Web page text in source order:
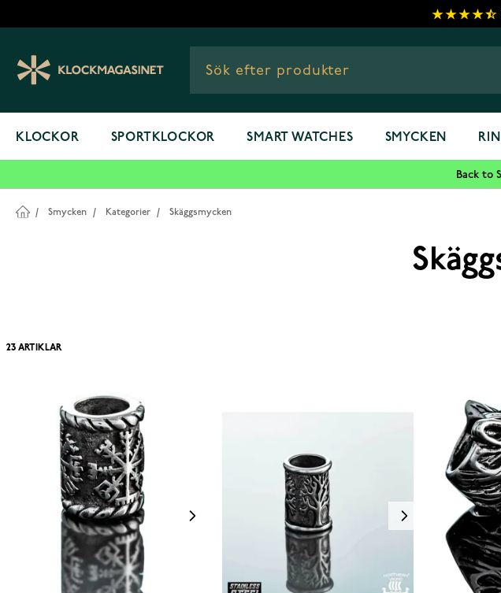
KLOCKOR SPORTKLOCKOR SMART WATCHES SMYCKEN
Back to
/ Smycken / Kategorier / Skäggsmycken
23 ARTIKLAR